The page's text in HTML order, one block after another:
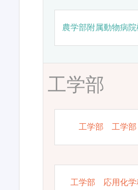
農学部附属動物病
工学部
工学部 工学部
工学部 応用化学